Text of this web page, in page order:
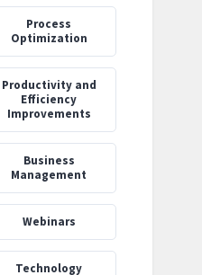
Process
Optimization
Productivity and
Efficiency
Improvements
Business
Management
Webinars
Technology